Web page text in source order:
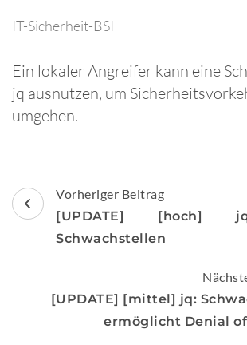
IT-Sicherheit-BSI
Ein lokaler Angreifer kann eine
jq ausnutzen, um
umgehen.
Beitragsnavigation
Vorheriger Beitrag
[UPDATE] [hoch]
Schwachstellen
[UPDATE] [mittel] jq:
ermöglicht Denial